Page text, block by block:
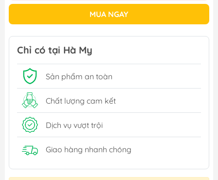
MUA NGAY
Chỉ có tại Hà My
Sản phẩm an toàn
Chất lượng cam kết
Dịch vụ vượt trội
Giao hàng nhanh chóng